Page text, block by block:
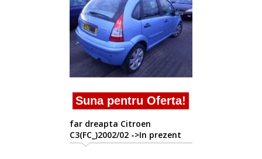
far dreapta Citroen
C3(FC_)2002/02 ->In prezent